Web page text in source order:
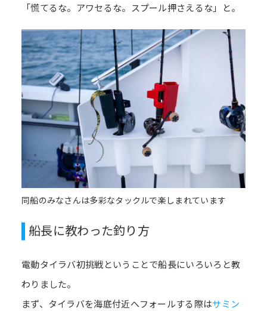
「慌てるな。アワセるな。スプール押さえるな」と。
同船のみなさんは多彩なタックルで楽しまれています
船長に教わった釣り方
電動タイラバ初挑戦ということで船長にいろいろと教
わりました。
まず、タイラバを海底付近へフォールする際はサミン